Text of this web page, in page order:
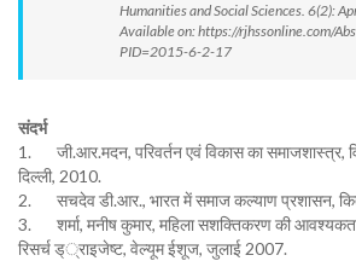
Humanities and Social Sciences. 6(2):
Available on: https://rjhssonline.com/
PID=2015-6-2-17
संदर्भ
1. जी.आर.मदन, परिवर्तन एवं विकास का समाजशास्त्र,
दिल्ली, 2010.
2. सचदेव डी.आर., भारत में समाज कल्याण प्रशासन,
3. शर्मा, मनीष कुमार, महिला सशक्तिकरण की
रिसर्च ड््राइजेष्ट, वेल्यूम ईशूज, जुलाई 2007.